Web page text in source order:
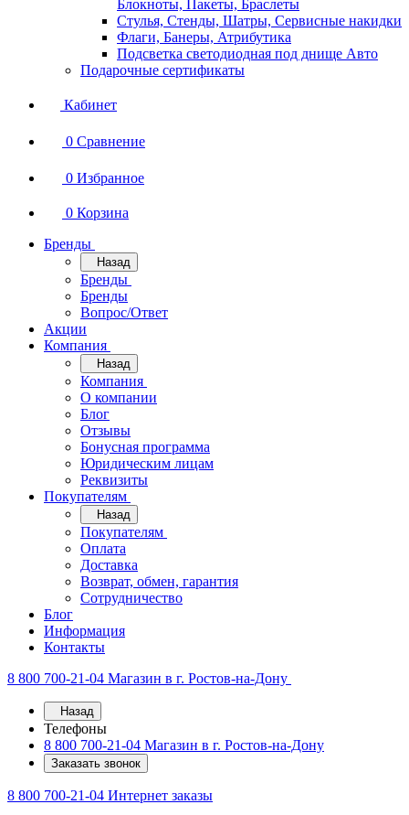
Блокноты, Пакеты, Браслеты
Стулья, Стенды, Шатры, Сервисные накидки
Флаги, Банеры, Атрибутика
Подсветка светодиодная под днище Авто
Подарочные сертификаты
Кабинет
0 Сравнение
0 Избранное
0 Корзина
Бренды
Назад
Бренды
Бренды
Вопрос/Ответ
Акции
Компания
Назад
Компания
О компании
Блог
Отзывы
Бонусная программа
Юридическим лицам
Реквизиты
Покупателям
Назад
Покупателям
Оплата
Доставка
Возврат, обмен, гарантия
Сотрудничество
Блог
Информация
Контакты
8 800 700-21-04 Магазин в г. Ростов-на-Дону
Назад
Телефоны
8 800 700-21-04 Магазин в г. Ростов-на-Дону
Заказать звонок
8 800 700-21-04 Интернет заказы